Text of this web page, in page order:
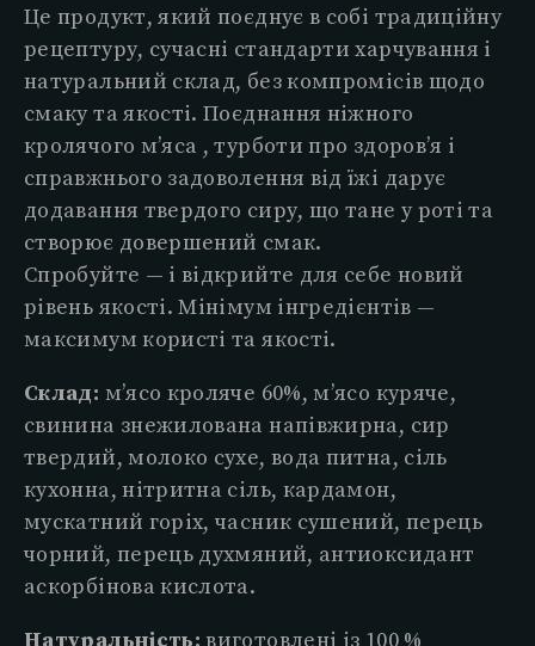
Це продукт, який поєднує в собі традиційну
рецептуру, сучасні стандарти харчування і
натуральний склад, без компромісів щодо
смаку та якості. Поєднання ніжного
кролячого м’яса , турботи про здоров’я і
справжнього задоволення від їжі дарує
додавання твердого сиру, що тане у роті та
створює довершений смак.
Спробуйте — і відкрийте для себе новий
рівень якості. Мінімум інгредієнтів —
максимум користі та якості.
Склад: м’ясо кроляче 60%, м’ясо куряче,
свинина знежилована напівжирна, сир
твердий, молоко сухе, вода питна, сіль
кухонна, нітритна сіль, кардамон,
мускатний горіх, часник сушений, перець
чорний, перець духмяний, антиоксидант
аскорбінова кислота.
Натуральність: виготовлені із 100 %